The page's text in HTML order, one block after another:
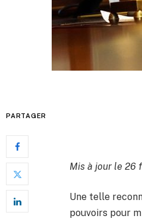
PARTAGER
Mis à jour le 26
Une telle
pouvoirs pour